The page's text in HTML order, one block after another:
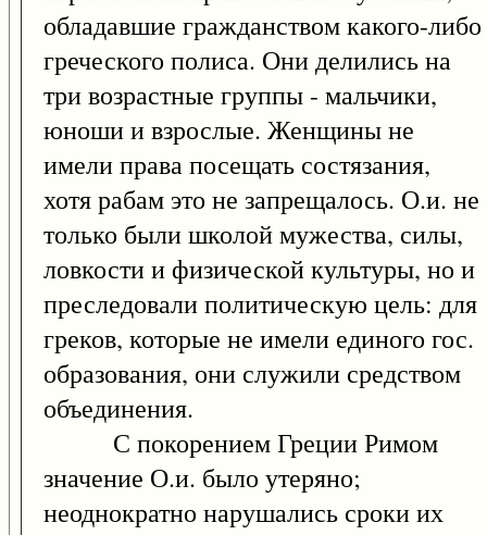
обладавшие гражданством какого-либо
греческого полиса. Они делились на
три возрастные группы - мальчики,
юноши и взрослые. Женщины не
имели права посещать состязания,
хотя рабам это не запрещалось. О.и. не
только были школой мужества, силы,
ловкости и физической культуры, но и
преследовали политическую цель: для
греков, которые не имели единого гос.
образования, они служили средством
объединения.
С покорением Греции Римом
значение О.и. было утеряно;
неоднократно нарушались сроки их